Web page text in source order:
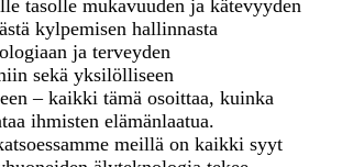
tasolle mukavuuden ja kätevyyden
kylpemisen hallinnasta
ja terveyden
sekä yksilölliseen
– kaikki tämä osoittaa, kuinka
ihmisten elämänlaatua.
meillä on kaikki syyt